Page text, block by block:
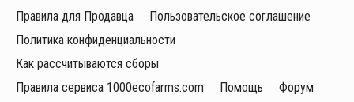
Правила для Продавца
Пользовательское соглашение
Политика конфиденциальности
Как рассчитываются сборы
Правила сервиса 1000ecofarms.com
Помощь
Форум